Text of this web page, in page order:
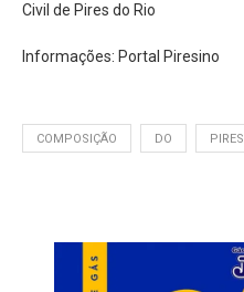
Civil de Pires do Rio
Informações: Portal Piresino
COMPOSIÇÃO DO PIRES